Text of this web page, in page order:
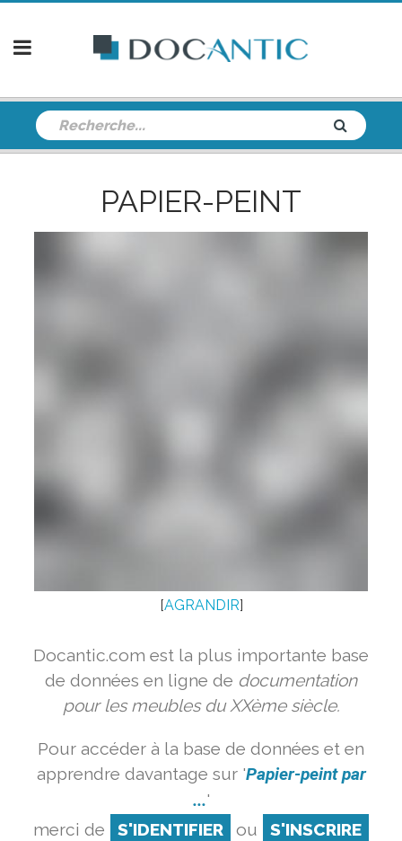
PAPIER-PEINT
[AGRANDIR]
Docantic.com est la plus importante base
de données en ligne de documentation
pour les meubles du XXème siècle.
Pour accéder à la base de données et en
apprendre davantage sur 'Papier-peint par
...'
merci de
S'IDENTIFIER ou S'INSCRIRE